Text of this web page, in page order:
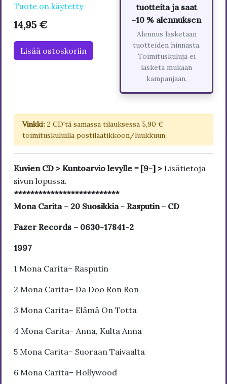
Tuote on käytetty
14,95 €
Lisää ostoskoriin
tuotteita ja saat
-10 % alennuksen
Alennus lasketaan
tuotteiden hinnasta.
Toimituskuluja ei
lasketa mukaan
kampanjaan.
Vinkki: 2 CD'tä samassa tilauksessa 5,90 €
toimituskuluilla postilaatikkoon/luukkuun.
Kuvien CD > Kuntoarvio levylle = [9-] > Lisätietoja
sivun lopussa.
**************************
Mona Carita – 20 Suosikkia - Rasputin - CD
Fazer Records – 0630-17841-2
1997
1 Mona Carita– Rasputin
2 Mona Carita– Da Doo Ron Ron
3 Mona Carita– Elämä On Totta
4 Mona Carita– Anna, Kulta Anna
5 Mona Carita– Suoraan Taivaalta
6 Mona Carita– Hollywood